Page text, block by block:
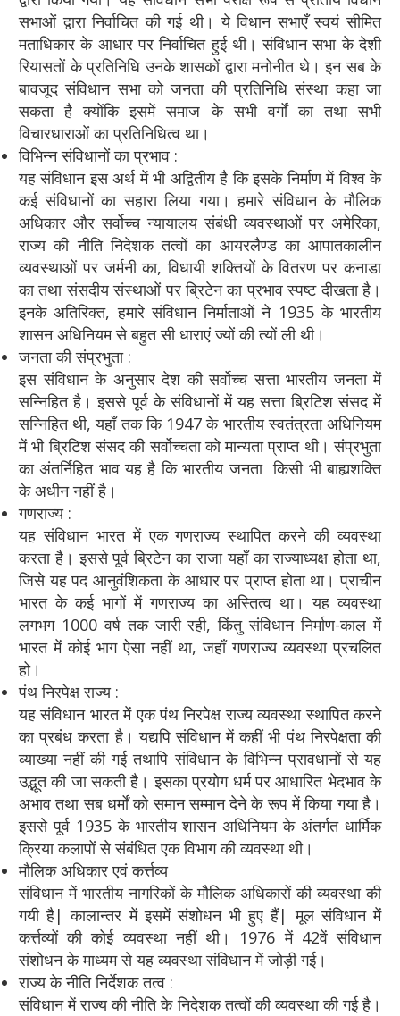
सभाओं द्वारा निर्वाचित की गई थी। ये विधान सभाएँ स्वयं सीमित
मताधिकार के आधार पर निर्वाचित हुई थी। संविधान सभा के देशी
रियासतों के प्रतिनिधि उनके शासकों द्वारा मनोनीत थे। इन सब के
बावजूद संविधान सभा को जनता की प्रतिनिधि संस्था कहा जा
सकता है क्योंकि इसमें समाज के सभी वर्गों का तथा सभी
विचारधाराओं का प्रतिनिधित्व था।
विभिन्न संविधानों का प्रभाव :
यह संविधान इस अर्थ में भी अद्वितीय है कि इसके निर्माण में विश्व के
कई संविधानों का सहारा लिया गया। हमारे संविधान के मौलिक
अधिकार और सर्वोच्च न्यायालय संबंधी व्यवस्थाओं पर अमेरिका,
राज्य की नीति निदेशक तत्वों का आयरलैण्ड का आपातकालीन
व्यवस्थाओं पर जर्मनी का, विधायी शक्तियों के वितरण पर कनाडा
का तथा संसदीय संस्थाओं पर ब्रिटेन का प्रभाव स्पष्ट दीखता है।
इनके अतिरिक्त, हमारे संविधान निर्माताओं ने 1935 के भारतीय
शासन अधिनियम से बहुत सी धाराएं ज्यों की त्यों ली थी।
जनता की संप्रभुता :
इस संविधान के अनुसार देश की सर्वोच्च सत्ता भारतीय जनता में
सन्निहित है। इससे पूर्व के संविधानों में यह सत्ता ब्रिटिश संसद में
सन्निहित थी, यहाँ तक कि 1947 के भारतीय स्वतंत्रता अधिनियम
में भी ब्रिटिश संसद की सर्वोच्चता को मान्यता प्राप्त थी। संप्रभुता
का अंतर्निहित भाव यह है कि भारतीय जनता किसी भी बाह्यशक्ति
के अधीन नहीं है।
गणराज्य :
यह संविधान भारत में एक गणराज्य स्थापित करने की व्यवस्था
करता है। इससे पूर्व ब्रिटेन का राजा यहाँ का राज्याध्यक्ष होता था,
जिसे यह पद आनुवंशिकता के आधार पर प्राप्त होता था। प्राचीन
भारत के कई भागों में गणराज्य का अस्तित्व था। यह व्यवस्था
लगभग 1000 वर्ष तक जारी रही, किंतु संविधान निर्माण-काल में
भारत में कोई भाग ऐसा नहीं था, जहाँ गणराज्य व्यवस्था प्रचलित
हो।
पंथ निरपेक्ष राज्य :
यह संविधान भारत में एक पंथ निरपेक्ष राज्य व्यवस्था स्थापित करने
का प्रबंध करता है। यद्यपि संविधान में कहीं भी पंथ निरपेक्षता की
व्याख्या नहीं की गई तथापि संविधान के विभिन्न प्रावधानों से यह
उद्भूत की जा सकती है। इसका प्रयोग धर्म पर आधारित भेदभाव के
अभाव तथा सब धर्मों को समान सम्मान देने के रूप में किया गया है।
इससे पूर्व 1935 के भारतीय शासन अधिनियम के अंतर्गत धार्मिक
क्रिया कलापों से संबंधित एक विभाग की व्यवस्था थी।
मौलिक अधिकार एवं कर्त्तव्य
संविधान में भारतीय नागरिकों के मौलिक अधिकारों की व्यवस्था की
गयी है| कालान्तर में इसमें संशोधन भी हुए हैं| मूल संविधान में
कर्त्तव्यों की कोई व्यवस्था नहीं थी। 1976 में 42वें संविधान
संशोधन के माध्यम से यह व्यवस्था संविधान में जोड़ी गई।
राज्य के नीति निर्देशक तत्व :
संविधान में राज्य की नीति के निदेशक तत्वों की व्यवस्था की गई है।